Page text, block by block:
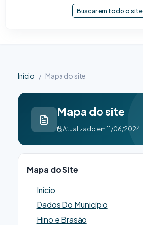
Buscar em todo o site
Início Mapa do site
Mapa do site
Atualizado em 11/06/2024
Mapa do Site
Início
Dados Do Município
Hino e Brasão